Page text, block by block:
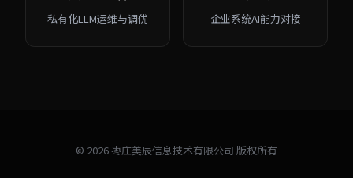
私有化LLM运维与调优 企业系统AI能力对接
© 2026 枣庄美辰信息技术有限公司 版权所有